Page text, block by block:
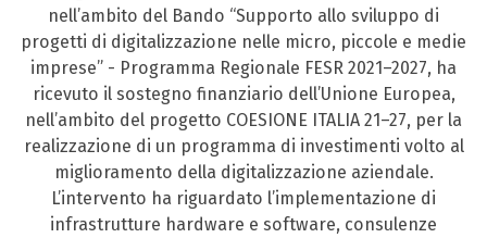
nell’ambito del Bando “Supporto allo sviluppo di
progetti di digitalizzazione nelle micro, piccole e medie
imprese” - Programma Regionale FESR 2021–2027, ha
ricevuto il sostegno finanziario dell’Unione Europea,
nell’ambito del progetto COESIONE ITALIA 21–27, per la
realizzazione di un programma di investimenti volto al
miglioramento della digitalizzazione aziendale.
L’intervento ha riguardato l’implementazione di
infrastrutture hardware e software, consulenze